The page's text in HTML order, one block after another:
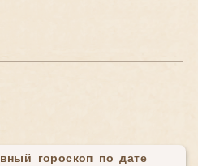
гороскоп по дате